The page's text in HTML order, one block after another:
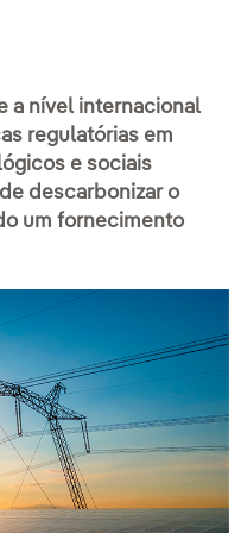
a nível internacional
regulatórias em
e sociais
descarbonizar o
um fornecimento